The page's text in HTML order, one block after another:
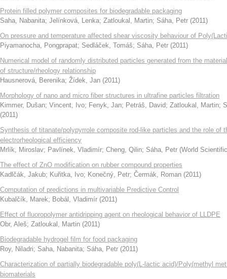
Protein filled polymer composites for biodegradable packaging
Saha, Nabanita; Jelínková, Lenka; Zatloukal, Martin; Sáha, Petr (2011)
On pressure and temperature affected shear viscosity behaviour of
Piyamanocha, Pongprapat; Sedláček, Tomáš; Sáha, Petr (2011)
Numerical model of randomly distributed particles generated from the
of structure/rheology relationship
Hausnerová, Berenika; Žídek, Jan (2011)
Morphology of nano and micro fiber structures in ultrafine particles filtration
Kimmer, Dušan; Vincent, Ivo; Fenyk, Jan; Petráš, David; Zatloukal, Martin;
(2011)
Synthesis of titanate/polypyrrole composite rod-like particles and the role of
electrorheological efficiency
Mrlík, Miroslav; Pavlínek, Vladimír; Cheng, Qilin; Sáha, Petr (World
The effect of ZnO modification on rubber compound properties
Kadlčák, Jakub; Kuřitka, Ivo; Konečný, Petr; Čermák, Roman (2011)
Computation of predictions in multivariable Predictive Control
Kubalčík, Marek; Bobál, Vladimír (2011)
Effect of fluoropolymer antidripping agent on rheological behavior of LLDPE
Obr, Aleš; Zatloukal, Martin (2011)
Biodegradable hydrogel film for food packaging
Roy, Niladri; Saha, Nabanita; Sáha, Petr (2011)
Characterization of partially biodegradable poly(L-lactic acid)/Poly(methyl
biomaterials